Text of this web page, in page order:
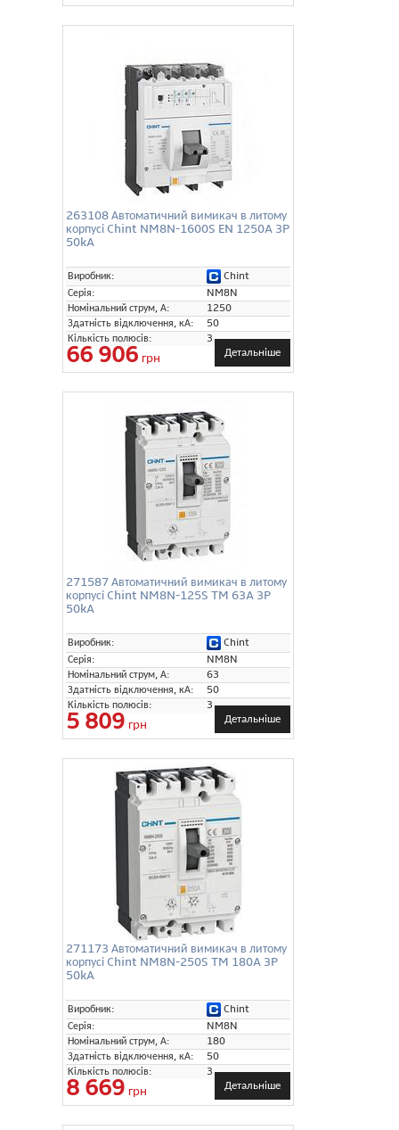
263108 Автоматичний вимикач в литому
корпусі Chint NM8N-1600S EN 1250A 3P
50kA
Виробник:
Chint
Серія:
NM8N
Номінальний струм, А:
1250
Здатність відключення, кА:
50
Кількість полюсів:
3
66 906 грн Детальніше
271587 Автоматичний вимикач в литому
корпусі Chint NM8N-125S TM 63A 3P
50kA
Виробник:
Chint
Серія:
NM8N
Номінальний струм, А:
63
Здатність відключення, кА:
50
Кількість полюсів:
3
5 809 грн Детальніше
271173 Автоматичний вимикач в литому
корпусі Chint NM8N-250S TM 180A 3P
50kA
Виробник:
Chint
Серія:
NM8N
Номінальний струм, А:
180
Здатність відключення, кА:
50
Кількість полюсів:
3
8 669 грн Детальніше